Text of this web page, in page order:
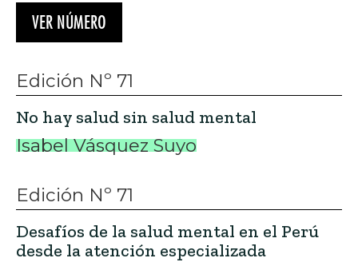
VER NÚMERO
Edición Nº 71
No hay salud sin salud mental
Isabel Vásquez Suyo
Edición Nº 71
Desafíos de la salud mental en el Perú
desde la atención especializada